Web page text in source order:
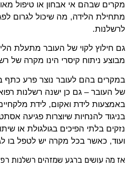
מקרים שבהם אי אבחון או טיפול
מתחילת הלידה, מה שיכול לגרום
לרשלנות.
גם חילוץ לקוי של העובר מתעלת
מבוצע ניתוח קיסרי הינו מקרה של
במקרים בהם לעובר נוצר פרע כתף
של העובר – גם כן ישנה רשלנות
באמצעות לידת ואקום, לידת
בניגוד להנחיות שיוצרות פגיעה
נזקים בלתי הפיכים בגולגולת או
ועוד, כאשר בכל מקרה יש לטפל בו
אז מה עושים ברגע שמזהים רשלנות